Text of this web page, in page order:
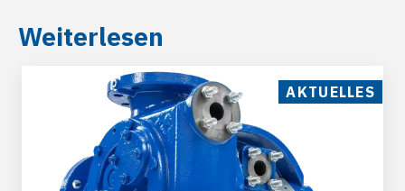
Weiterlesen
AKTUELLES